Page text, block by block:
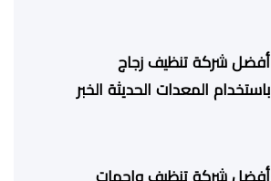
أفضل شركة تنظيف زجاج
باستخدام المعدات الحديثة الخبر
أفضل شركة تنظيف واجهات